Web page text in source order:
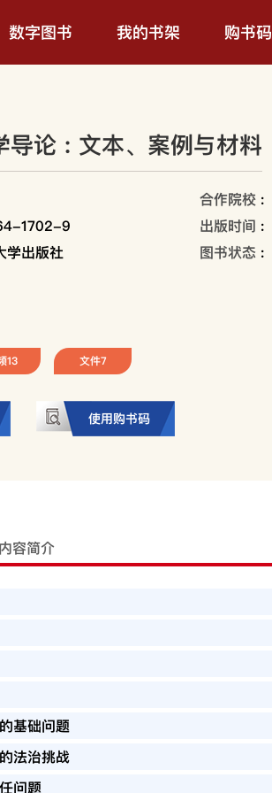
数字图书 我的书架 购书码
13 文件7
导论 : 文本、案例与材料
1702-9
学出版社
合作院校 :
出版时间 :
图书状态 :
使用购书码
内容简介
基础问题
法治挑战
问题